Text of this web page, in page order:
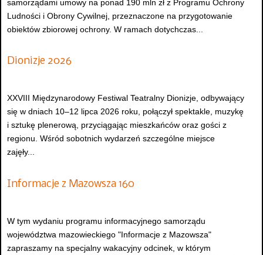
samorządami umowy na ponad 190 mln zł z Programu Ochrony
Ludności i Obrony Cywilnej, przeznaczone na przygotowanie
obiektów zbiorowej ochrony. W ramach dotychczas...
Dionizje 2026
XXVIII Międzynarodowy Festiwal Teatralny Dionizje, odbywający
się w dniach 10–12 lipca 2026 roku, połączył spektakle, muzykę
i sztukę plenerową, przyciągając mieszkańców oraz gości z
regionu. Wśród sobotnich wydarzeń szczególne miejsce
zajęły...
Informacje z Mazowsza 160
W tym wydaniu programu informacyjnego samorządu
województwa mazowieckiego "Informacje z Mazowsza"
zapraszamy na specjalny wakacyjny odcinek, w którym